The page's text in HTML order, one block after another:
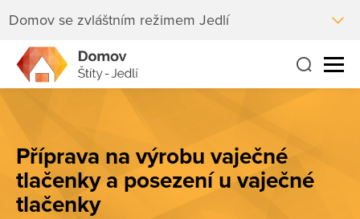
Domov se zvláštním režimem Jedlí
Příprava na výrobu vaječné
tlačenky a posezení u vaječné
tlačenky